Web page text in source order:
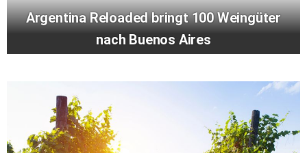
Argentina Reloaded bringt 100 Weingüter
nach Buenos Aires